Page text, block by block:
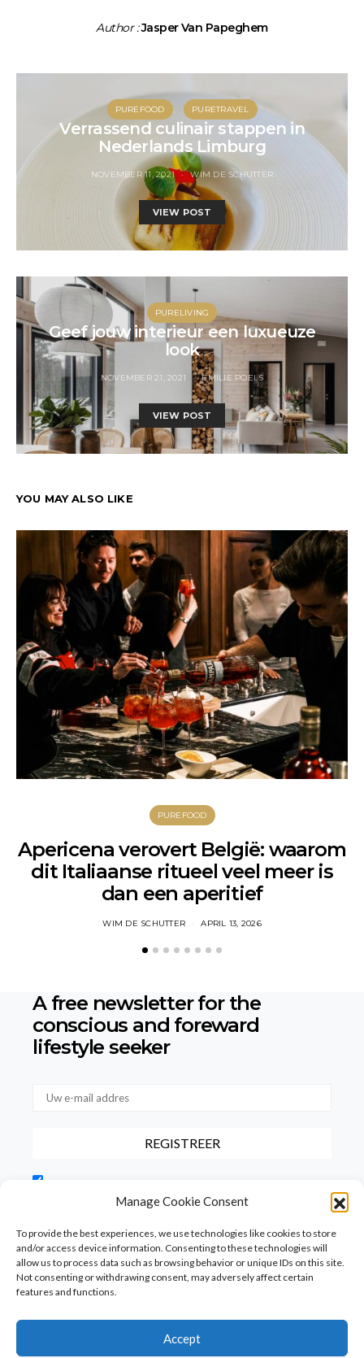
Manage Cookie Consent
To provide the best experiences, we use technologies like cookies to store
and/or access device information. Consenting to these technologies will
allow us to process data such as browsing behavior or unique IDs on this site.
Not consenting or withdrawing consent, may adversely affect certain
features and functions.
Accept
Author :Jasper Van Papeghem
PUREFOOD PURETRAVEL
Verrassend culinair stappen in
Nederlands Limburg
NOVEMBER 11, 2021 WIM DE SCHUTTER
VIEW POST
PURELIVING
Geef jouw interieur een luxueuze
look
NOVEMBER 21, 2021 EMILIE POELS
VIEW POST
YOU MAY ALSO LIKE
PUREFOOD
Apericena verovert België: waarom
dit Italiaanse ritueel veel meer is
dan een aperitief
WIM DE SCHUTTER APRIL 13, 2026
A free newsletter for the
conscious and foreward
lifestyle seeker
gebruiksvoorwaarden met betrekking tot de opslag van de via dit
formulier verstrekte gegevens hebt gelezen en hiermee akkoord